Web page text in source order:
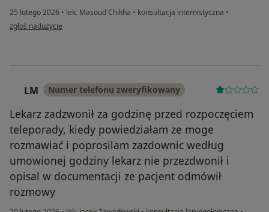
25 lutego 2026 • lek. Masoud Chikha • konsultacja internistyczna •
w opinii użytkownika Natali
zgłoś nadużycie
LM Numer telefonu zweryfikowany
Lekarz zadzwonił za godzinę przed rozpoczęciem
teleporady, kiedy powiedziałam ze moge
rozmawiać i poprosilam zazdownic według
umowionej godziny lekarz nie przezdwonił i
opisal w documentacji ze pacjent odmówił
rozmowy